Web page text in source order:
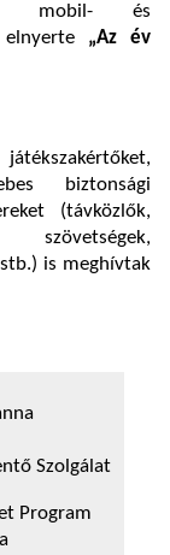
mobil- és
„Az év
biztonsági
(távközlők,
is meghívtak
Szolgálat
Program